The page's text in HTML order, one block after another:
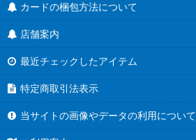
カードの梱包方法について
店舗案内
最近チェックしたアイテム
特定商取引法表示
当サイトの画像やデータの利用について